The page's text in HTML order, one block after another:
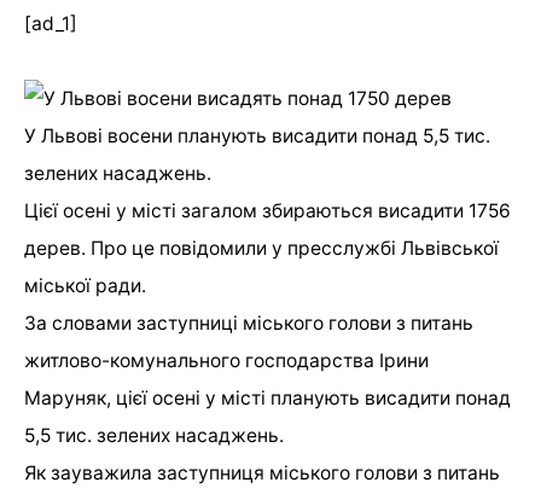
[ad_1]
У Львові восени планують висадити понад 5,5 тис.
зелених насаджень.
Цієї осені у місті загалом збираються висадити 1756
дерев. Про це повідомили у пресслужбі Львівської
міської ради.
За словами заступниці міського голови з питань
житлово-комунального господарства Ірини
Маруняк, цієї осені у місті планують висадити понад
5,5 тис. зелених насаджень.
Як зауважила заступниця міського голови з питань